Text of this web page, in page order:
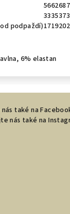
566268
333537
podpaždí)171920
6% elastan
také na
nás také na